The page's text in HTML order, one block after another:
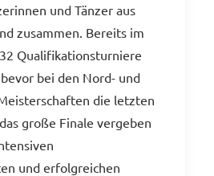
und Tänzer aus
zusammen. Bereits im
Qualifikationsturniere
bei den Nord- und
die letzten
große Finale vergeben
und erfolgreichen